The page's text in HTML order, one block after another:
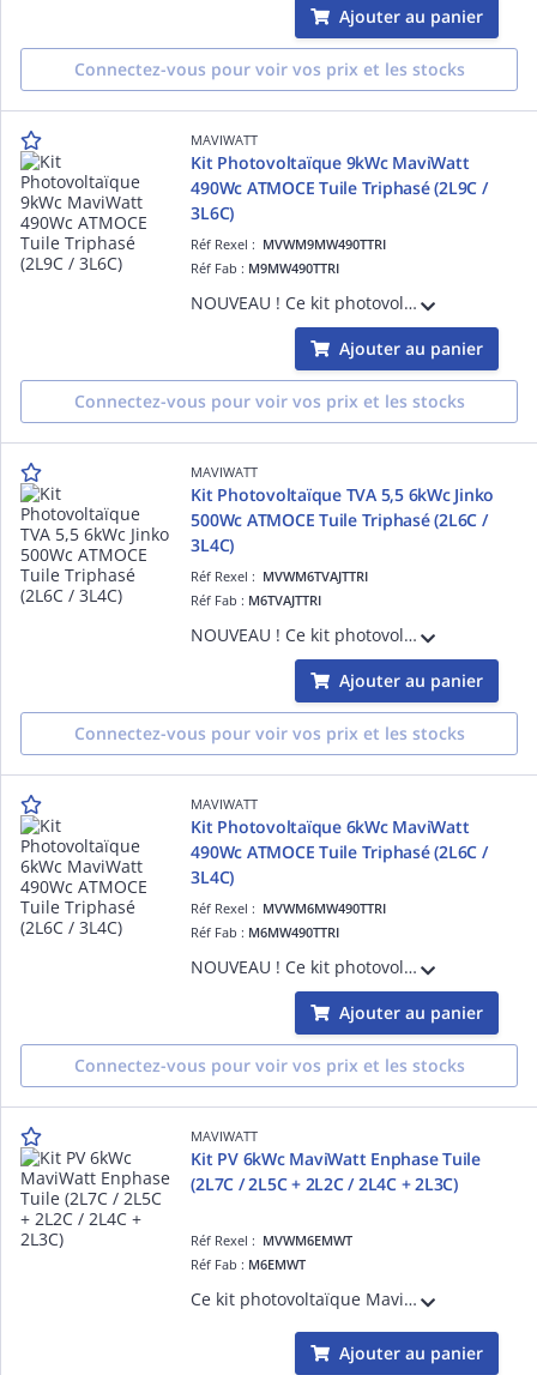
Ajouter au panier
Connectez-vous pour voir vos prix et les stocks
MAVIWATT
Kit Photovoltaïque 9kWc MaviWatt
490Wc ATMOCE Tuile Triphasé (2L9C /
3L6C)
Réf Rexel : MVWM9MW490TTRI
Réf Fab : M9MW490TTRI
NOUVEAU ! Ce kit photovoltaïque MaviWatt x ATMOCE de 9kWc Triphasé comprend : - 18 modules MaviWatt PULSE 490Wc Biverre Bifacial Garantie 30 ans - 9 micro-onduleurs MI-1000 (1 pour 2) garantie 15 ans - 9 câbles Atmoce monophasé paysage - 18
Ajouter au panier
Connectez-vous pour voir vos prix et les stocks
MAVIWATT
Kit Photovoltaïque TVA 5,5 6kWc Jinko
500Wc ATMOCE Tuile Triphasé (2L6C /
3L4C)
Réf Rexel : MVWM6TVAJTTRI
Réf Fab : M6TVAJTTRI
NOUVEAU ! Ce kit photovoltaïque (compatible TVA 5,5%) Jinko x ATMOCE de 6kWc Triphasé comprend : - 12 modules Jinko Solar 500Wc Biverre Bifacial Garantie 25 ans éligible TVA 5,5% - 6 micro-onduleurs MI-1000 (1 pour 2) garantie 15 ans - 6 câ
Ajouter au panier
Connectez-vous pour voir vos prix et les stocks
MAVIWATT
Kit Photovoltaïque 6kWc MaviWatt
490Wc ATMOCE Tuile Triphasé (2L6C /
3L4C)
Réf Rexel : MVWM6MW490TTRI
Réf Fab : M6MW490TTRI
NOUVEAU ! Ce kit photovoltaïque MaviWatt x ATMOCE de 6kWc Triphasé comprend : - 12 modules MaviWatt PULSE 490Wc Biverre Bifacial Garantie 30 ans - 6 micro-onduleurs MI-1000 (1 pour 2) garantie 15 ans - 6 câbles Atmoce Triphasé Paysage - 12
Ajouter au panier
Connectez-vous pour voir vos prix et les stocks
MAVIWATT
Kit PV 6kWc MaviWatt Enphase Tuile
(2L7C / 2L5C + 2L2C / 2L4C + 2L3C)
Réf Rexel : MVWM6EMWT
Réf Fab : M6EMWT
Ce kit photovoltaïque MaviWatt x ENPHASE de 6kWc comprend : - 14 modules MaviWatt 425Wc Biverre Bifacial Garantie 30 Ans produit & performance - 14 micro-onduleurs IQ8AC monophasé - 1 passerelle Metered - 1 coffret AC - 1 structure K2 SYSTE
Ajouter au panier